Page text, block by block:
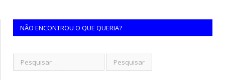
NÃO ENCONTROU O QUE QUERIA?